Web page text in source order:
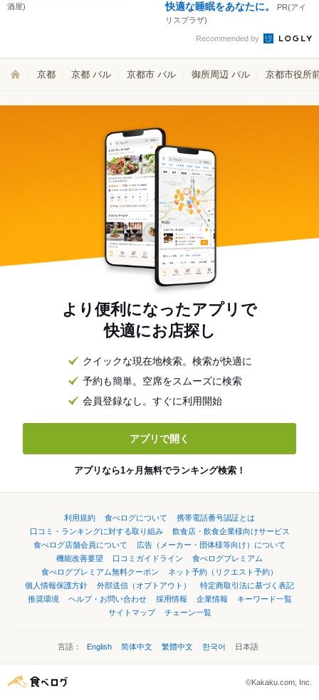
酒屋)
快適な睡眠をあなたに。
PR(アイ
リスプラザ)
Recommended by
京都 京都 バル 京都市 バル 御所周辺 バル 京都市役所
より便利になったアプリで
快適にお店探し
クイックな現在地検索。検索が快適に
予約も簡単。空席をスムーズに検索
会員登録なし。すぐに利用開始
アプリで開く
アプリなら1ヶ月無料でランキング検索！
利用規約 食べログについて
携帯電話番号認証とは
口コミ・ランキングに対する取り組み
飲食店・飲食企業様向けサービス
食べログ店舗会員について
広告（メーカー・団体様等向け）について
機能改善要望
口コミガイドライン
食べログプレミアム
食べログプレミアム無料クーポン
ネット予約（リクエスト予約）
個人情報保護方針
外部送信（オプトアウト）
特定商取引法に基づく表記
推奨環境
ヘルプ・お問い合わせ 採用情報 企業情報
キーワード一覧
サイトマップ
チェーン一覧
言語： English 简体中文 繁體中文 한국어 日本語
©Kakaku.com, Inc.